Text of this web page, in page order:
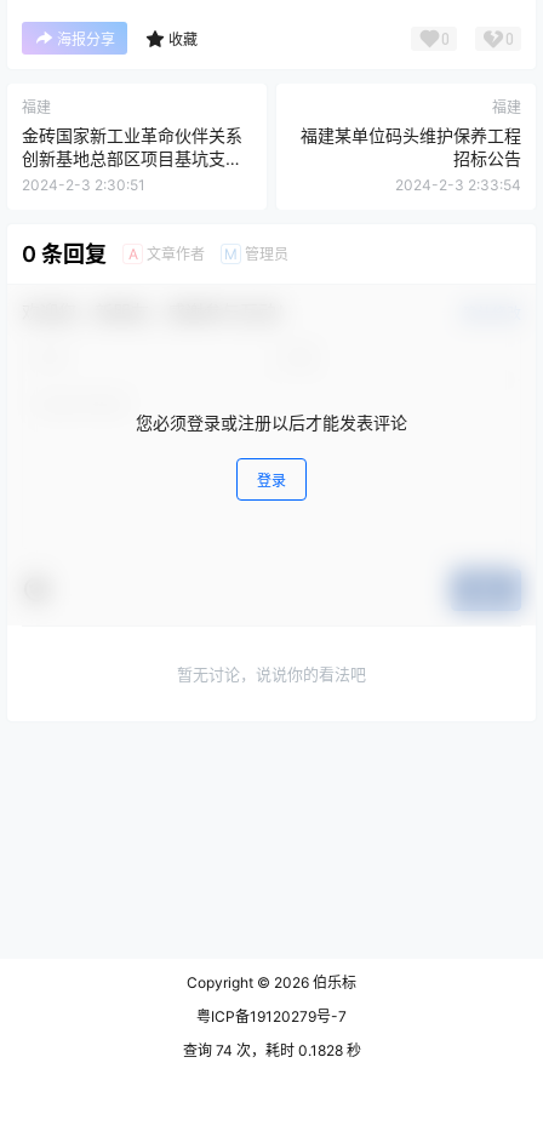
海报分享 收藏 0 0
福建
金砖国家新工业革命伙伴关系
创新基地总部区项目基坑支护
设计服务采购公告
2024-2-3 2:30:51
福建
福建某单位码头维护保养工程
招标公告
2024-2-3 2:33:54
0 条回复 A 文章作者 M 管理员
您必须登录或注册以后才能发表评论
登录
暂无讨论，说说你的看法吧
Copyright © 2026 伯乐标
粤ICP备19120279号-7
查询 74 次，耗时 0.1828 秒